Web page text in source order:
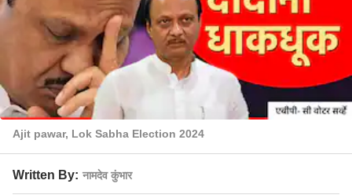
Ajit pawar, Lok Sabha Election 2024
Written By: नामदेव कुंभार